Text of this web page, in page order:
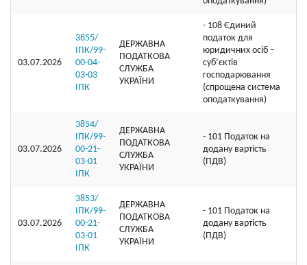
03.07.2026
3855/
ІПК/99-
00-04-
03-03
ІПК
ДЕРЖАВНА
ПОДАТКОВА
СЛУЖБА
УКРАЇНИ
- 108 Єдиний
податок для
юридичних осіб –
суб’єктів
господарювання
(спрощена система
оподаткування)
03.07.2026
3854/
ІПК/99-
00-21-
03-01
ІПК
ДЕРЖАВНА
ПОДАТКОВА
СЛУЖБА
УКРАЇНИ
- 101 Податок на
додану вартість
(ПДВ)
03.07.2026
3853/
ІПК/99-
00-21-
03-01
ІПК
ДЕРЖАВНА
ПОДАТКОВА
СЛУЖБА
УКРАЇНИ
- 101 Податок на
додану вартість
(ПДВ)